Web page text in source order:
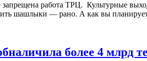
работа ТРЦ. Культурные
шашлыки — рано. А как вы
более 4 млрд